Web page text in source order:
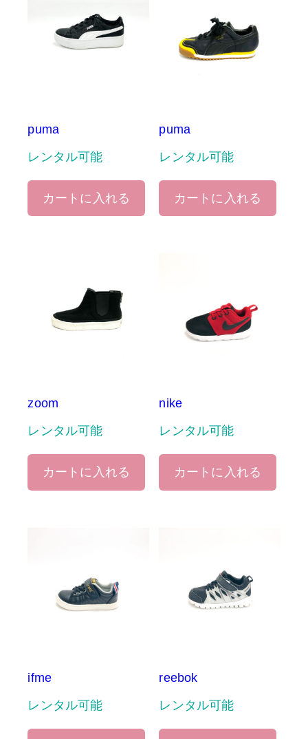
puma
レンタル可能
カートに入れる
puma
レンタル可能
カートに入れる
zoom
レンタル可能
カートに入れる
nike
レンタル可能
カートに入れる
ifme
レンタル可能
reebok
レンタル可能